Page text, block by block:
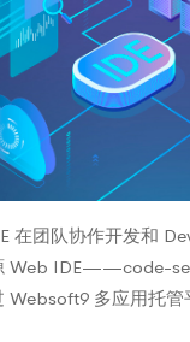
在团队协作开发和
Web IDE——code-
Websoft9 多应用托管